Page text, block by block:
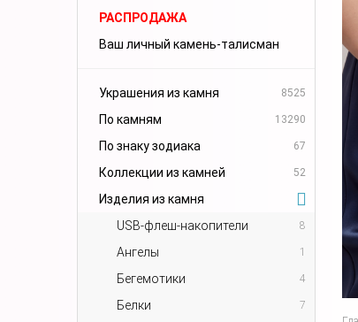
РАСПРОДАЖА
Ваш личный камень-талисман
Украшения из камня 8525
По камням 13290
По знаку зодиака 67
Коллекции из камней 52
Изделия из камня
USB-флеш-накопители
8
Ангелы 1
Бегемотики 4
Белки 7